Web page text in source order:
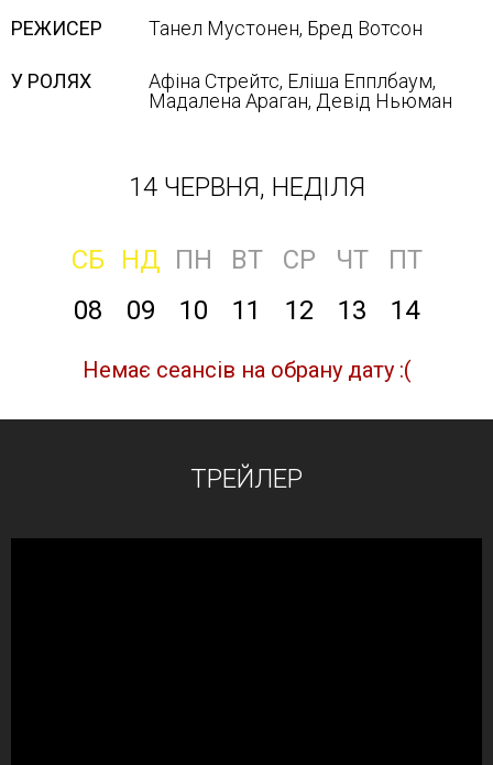
РЕЖИСЕР Танел Мустонен, Бред Вотсон
У РОЛЯХ
Афіна Стрейтс, Еліша Епплбаум,
Мадалена Араган, Девід Ньюман
14 ЧЕРВНЯ, НЕДІЛЯ
СБ НД ПН ВТ СР ЧТ
ПТ
08
09 10 11 12 13 14
Немає сеансів на обрану дату :(
ТРЕЙЛЕР